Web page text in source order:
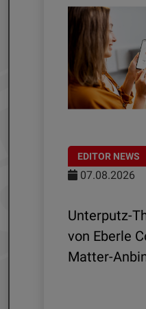
EDITOR NEWS
07.08.2026
Unterputz-
von Eberle
Matter-